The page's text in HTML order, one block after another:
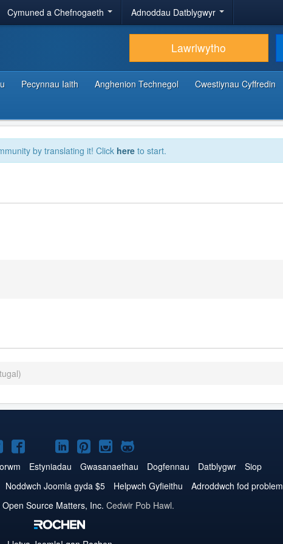
Cymuned a Chefnogaeth Adnoddau Datblygwyr
Lawrlwytho
Pecynnau Iaith Anghenion Technegol Cwestiynau Cyffredin
by translating it! Click here to start.
Twitter
Joomla!
ar
Facebook
Joomla!
ar
YouTube
Joomla!
ar
LinkedIn
Joomla!
ar
Pinterest
Joomla!
ar
Instagram
Joomla!
ar
GitHub
Estyniadau Gwasanaethau Dogfennau Datblygwr
Siop
Noddwch Joomla gyda $5 Helpwch Gyfieithu Adroddwch fod problem
Open Source Matters, Inc. Cedwir Pob Hawl.